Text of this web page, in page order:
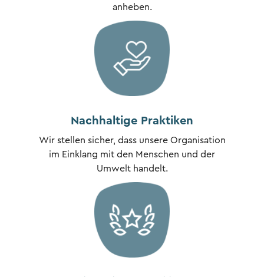
anheben.
Nachhaltige Praktiken
Wir stellen sicher, dass unsere Organisation
im Einklang mit den Menschen und der
Umwelt handelt.